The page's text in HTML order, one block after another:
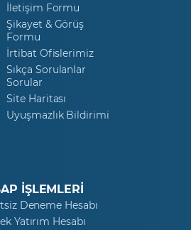
İletişim Formu
Şikayet & Görüş
Formu
İrtibat Ofislerimiz
Sıkça Sorulanlar
Sorular
Site Haritası
Uyuşmazlık Bildirimi
İŞLEMLERİ
Deneme Hesabı
Yatırım Hesabı